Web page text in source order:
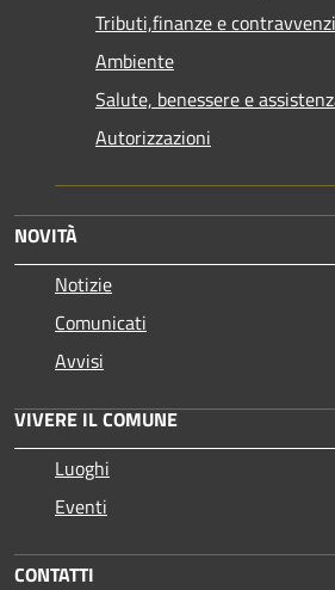
Tributi,finanze e
Ambiente
Salute, benessere e
Autorizzazioni
NOVITÀ
Notizie
Comunicati
Avvisi
VIVERE IL COMUNE
Luoghi
Eventi
CONTATTI